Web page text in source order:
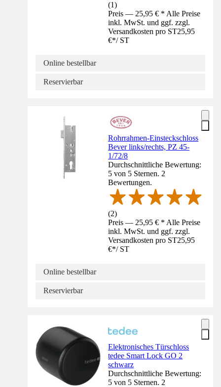
(1)
Preis — 25,95 € * Alle Preise
inkl. MwSt. und ggf. zzgl.
Versandkosten pro ST25,95
€*/ ST
Online bestellbar
Reservierbar
Rohrrahmen-Einsteckschloss
Bever links/rechts, PZ 45-
1/72/8
Durchschnittliche Bewertung:
5 von 5 Sternen. 2
Bewertungen.
(2)
Preis — 25,95 € * Alle Preise
inkl. MwSt. und ggf. zzgl.
Versandkosten pro ST25,95
€*/ ST
Online bestellbar
Reservierbar
Elektronisches Türschloss
tedee Smart Lock GO 2
schwarz
Durchschnittliche Bewertung:
5 von 5 Sternen. 2